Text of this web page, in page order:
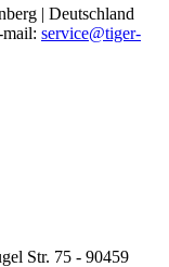
| Deutschland
service@tiger-
Str. 75 - 90459